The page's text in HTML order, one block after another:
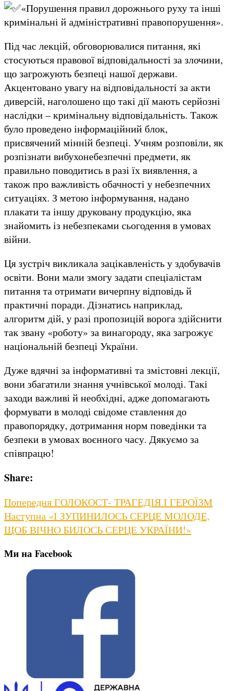
«Порушення правил дорожнього руху та інші
кримінальні й адміністративні правопорушення».
Під час лекцій, обговорювалися питання, які
стосуються правової відповідальності за злочини,
що загрожують безпеці нашої держави.
Акцентовано увагу на відповідальності за акти
диверсій, наголошено що такі дії мають серйозні
наслідки – кримінальну відповідальність. Також
було проведено інформаційний блок,
присвячений мінній безпеці. Учням розповіли, як
розпізнати вибухонебезпечні предмети, як
правильно поводитись в разі їх виявлення, а
також про важливість обачності у небезпечних
ситуаціях. З метою інформування, надано
плакати та іншу друковану продукцію, яка
знайомить із небезпеками сьогодення в умовах
війни.
Ця зустріч викликала зацікавленість у здобувачів
освіти. Вони мали змогу задати спеціалістам
питання та отримати вичерпну відповідь й
практичні поради. Дізнатись наприклад,
алгоритм дій, у разі пропозицій ворога здійснити
так звану «роботу» за винагороду, яка загрожує
національній безпеці України.
Дуже вдячні за інформативні та змістовні лекції,
вони збагатили знання учнівської молоді. Такі
заходи важливі й необхідні, адже допомагають
формувати в молоді свідоме ставлення до
правопорядку, дотримання норм поведінки та
безпеки в умовах воєнного часу. Дякуємо за
співпрацю!
Share:
Навігація
записів
ПопередняPrevious
post:
ГОЛОКОСТ- ТРАГЕДІЯ І ГЕРОЇЗМ
Наступна Next
post:
«І ЗУПИНИЛОСЬ СЕРЦЕ МОЛОДЕ,
ЩОБ ВІЧНО БИЛОСЬ СЕРЦЕ УКРАЇНИ!»
Ми на Facebook